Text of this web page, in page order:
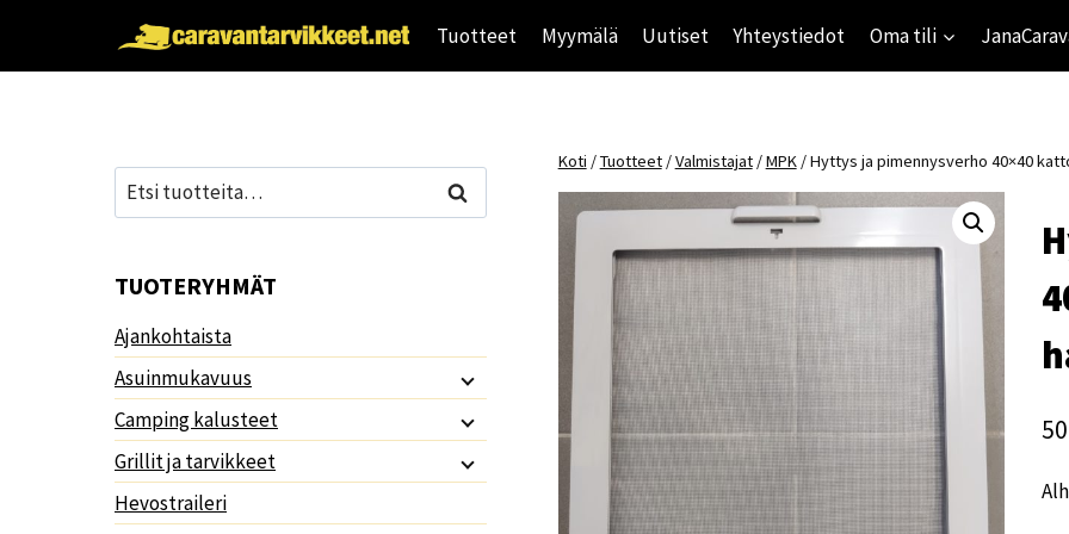
Tuotteet Myymälä Uutiset Yhteystiedot Oma tili
Koti /Tuotteet /Valmistajat /MPK /Hyttys ja pimennysverho 40×40
Etsi: Haku
TUOTERYHMÄT
Ajankohtaista
Asuinmukavuus
Camping kalusteet
Grillit ja tarvikkeet
Hevostraileri